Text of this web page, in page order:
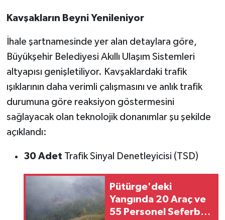
Kavşakların Beyni Yenileniyor
İhale şartnamesinde yer alan detaylara göre,
Büyükşehir Belediyesi Akıllı Ulaşım Sistemleri
altyapısı genişletiliyor. Kavşaklardaki trafik
ışıklarının daha verimli çalışmasını ve anlık trafik
durumuna göre reaksiyon göstermesini
sağlayacak olan teknolojik donanımlar şu şekilde
açıklandı:
30 Adet Trafik Sinyal Denetleyicisi (TSD)
Pütürge'deki
Yangında 20 Araç ve
55 Personel Seferber